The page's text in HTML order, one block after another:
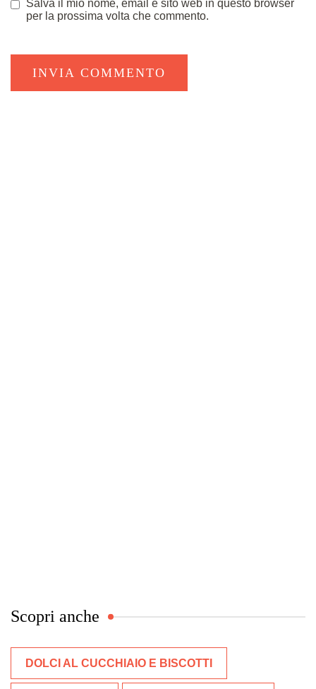
Salva il mio nome, email e sito web in questo browser
per la prossima volta che commento.
Scopri anche
DOLCI AL CUCCHIAIO E BISCOTTI